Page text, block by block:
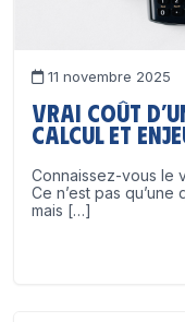
11 novembre 2025
Vrai coût
calcul et
Connaissez-vous le
Ce n’est pas
mais […]